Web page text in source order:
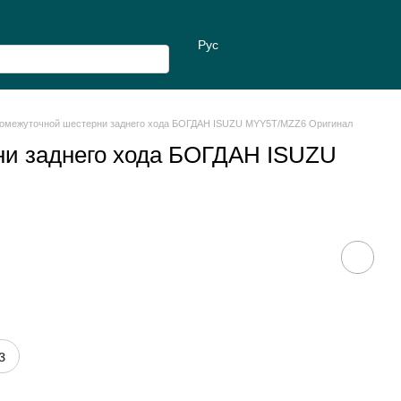
Рус
шестерни заднего хода БОГДАН ISUZU MYY5T/MZZ6 Оригинал
заднего хода БОГДАН ISUZU